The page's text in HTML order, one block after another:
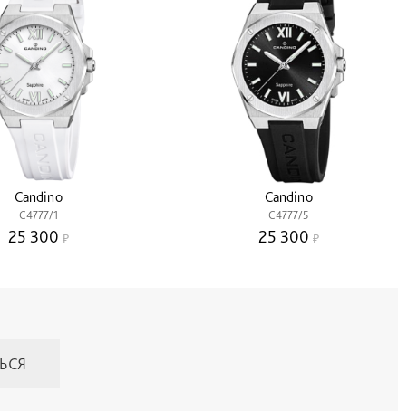
Candino
C4777/1
25 300
Candino
C4777/5
25 300